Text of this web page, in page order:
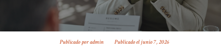
Publicado poradmin Publicado el junio 7, 2026